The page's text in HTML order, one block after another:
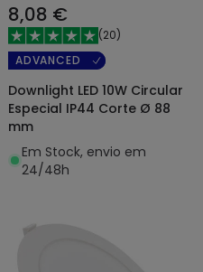
8,08 €
(20)
ADVANCED
Downlight LED 10W Circular
Especial IP44 Corte Ø 88
mm
Em Stock, envio em
24/48h